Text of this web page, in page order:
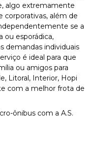
algo extremamente
corporativas, além de
se a
ou esporádica,
demandas individuais
é ideal para que
ou amigos para
Litoral, Interior, Hopi
com a melhor frota de
ônibus com a A.S.